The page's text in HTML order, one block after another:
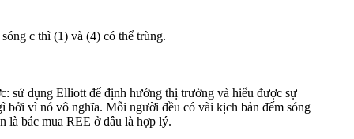
c thì (1) và (4) có thể trùng.
sử dụng Elliott để định hướng thị trường và hiểu được sự
bởi vì nó vô nghĩa. Mỗi người đều có vài kịch bản đếm sóng
là bác mua REE ở đâu là hợp lý.